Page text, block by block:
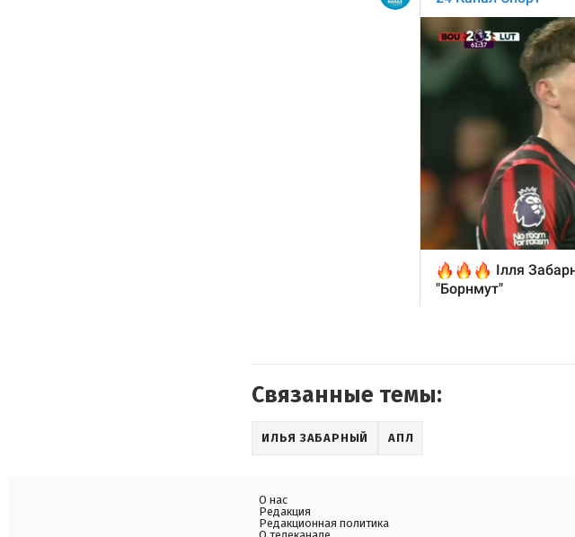
Связанные темы:
ИЛЬЯ ЗАБАРНЫЙ АПЛ
О нас
Редакция
Редакционная политика